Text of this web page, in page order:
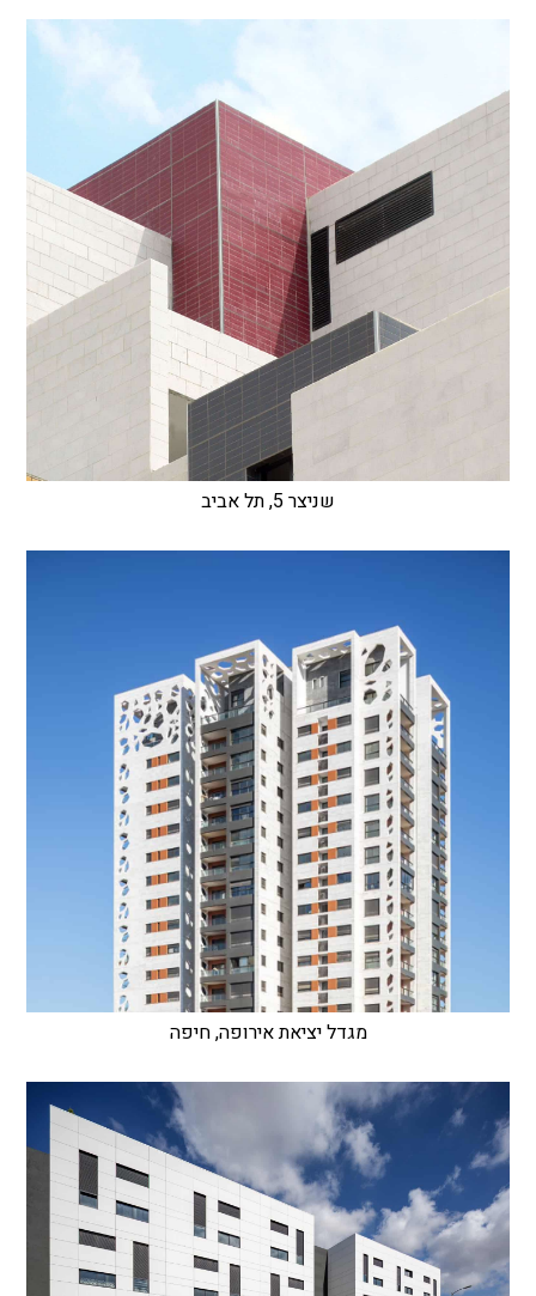
שניצר 5, תל אביב
מגדל יציאת אירופה, חיפה